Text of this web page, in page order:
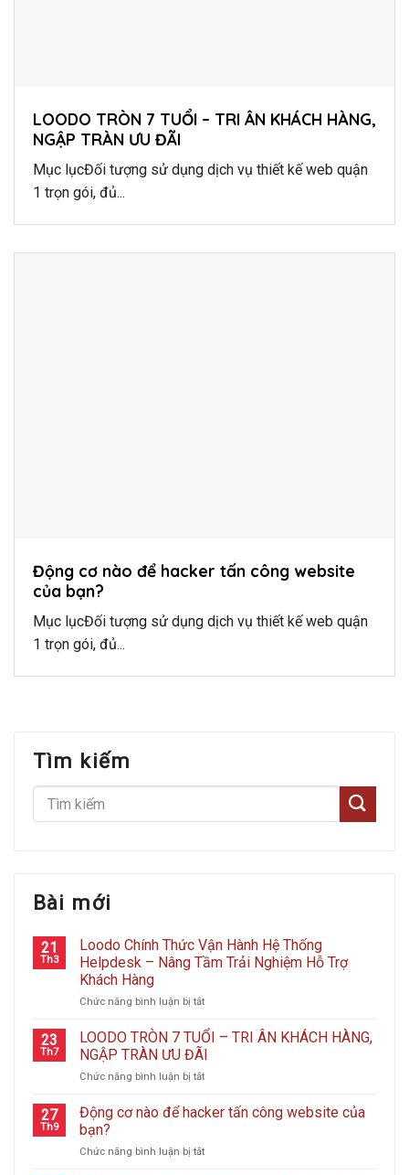
LOODO TRÒN 7 TUỔI – TRI ÂN KHÁCH HÀNG,
NGẬP TRÀN ƯU ĐÃI
Mục lụcĐối tượng sử dụng dịch vụ thiết kế web quận
1 trọn gói, đủ...
Động cơ nào để hacker tấn công website
của bạn?
Mục lụcĐối tượng sử dụng dịch vụ thiết kế web quận
1 trọn gói, đủ...
Tìm kiếm
Bài mới
21
Th3
Loodo Chính Thức Vận Hành Hệ Thống
Helpdesk – Nâng Tầm Trải Nghiệm Hỗ Trợ
Khách Hàng
Chức năng bình luận bị tắtở
Chính
Thức
Vận
Hành
Thống
Nâng
23
Th7
LOODO TRÒN 7 TUỔI – TRI ÂN KHÁCH HÀNG,
NGẬP TRÀN ƯU ĐÃI
Chức năng bình luận bị tắtở
TRÒN
–
27
Th9
Động cơ nào để hacker tấn công website của
bạn?
Chức năng bình luận bị tắtở